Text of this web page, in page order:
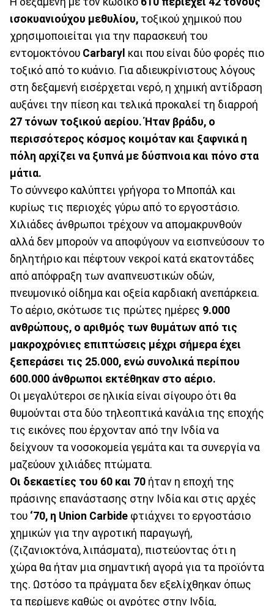
ισοκυανιούχου μεθυλίου, τοξικού χημικού που
χρησιμοποιείται για την παρασκευή του
εντομοκτόνου Carbaryl και που είναι δύο φορές πιο
τοξικό από το κυάνιο. Για αδιευκρίνιστους λόγους
στη δεξαμενή εισέρχεται νερό, η χημική αντίδραση
αυξάνει την πίεση και τελικά προκαλεί τη διαρροή
27 τόνων τοξικού αερίου. Ήταν βράδυ, ο
περισσότερος κόσμος κοιμόταν και ξαφνικά η
πόλη αρχίζει να ξυπνά με δύσπνοια και πόνο στα
μάτια.
Το σύννεφο καλύπτει γρήγορα το Μποπάλ και
κυρίως τις περιοχές γύρω από το εργοστάσιο.
Χιλιάδες άνθρωποι τρέχουν να απομακρυνθούν
αλλά δεν μπορούν να αποφύγουν να εισπνεύσουν το
δηλητήριο και πέφτουν νεκροί κατά εκατοντάδες
από απόφραξη των αναπνευστικών οδών,
πνευμονικό οίδημα και οξεία καρδιακή ανεπάρκεια.
Το αέριο, σκότωσε τις πρώτες ημέρες 9.000
ανθρώπους, ο αριθμός των θυμάτων από τις
μακροχρόνιες επιπτώσεις μέχρι σήμερα έχει
ξεπεράσει τις 25.000, ενώ συνολικά περίπου
600.000 άνθρωποι εκτέθηκαν στο αέριο.
Οι μεγαλύτεροι σε ηλικία είναι σίγουρο ότι θα
θυμούνται στα δύο τηλεοπτικά κανάλια της εποχής
τις εικόνες που έρχονταν από την Ινδία να
δείχνουν τα νοσοκομεία γεμάτα και τα συνεργία να
μαζεύουν χιλιάδες πτώματα.
Οι δεκαετίες του 60 και 70 ήταν η εποχή της
πράσινης επανάστασης στην Ινδία και στις αρχές
του ‘70, η Union Carbide φτιάχνει το εργοστάσιο
χημικών για την αγροτική παραγωγή,
(ζιζανιοκτόνα, λιπάσματα), πιστεύοντας ότι η
χώρα θα ήταν μια σημαντική αγορά για τα προϊόντα
της. Ωστόσο τα πράγματα δεν εξελίχθηκαν όπως
τα περίμενε καθώς οι αγρότες στην Ινδία,